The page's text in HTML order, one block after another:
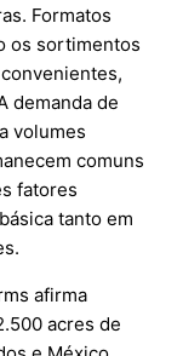
Formatos
os sortimentos
demanda de
volumes
comuns
fatores
tanto em
afirma
acres de